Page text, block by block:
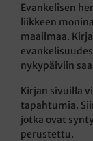
Evankelisen
liikkeen
maailmaa.
nykypäiviin
Kirjan sivuilla
tapahtumia.
jotka ovat
perustettu.